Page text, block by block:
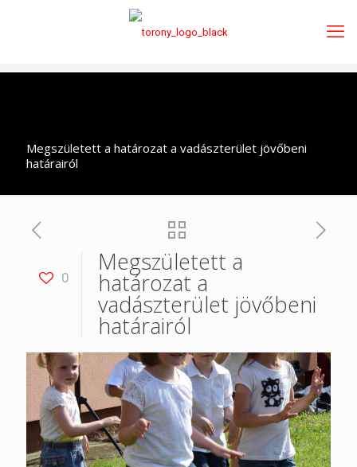
Megszületett a határozat a vadászterület jövőbeni
határairól
0
Megszületett a
határozat a
vadászterület jövőbeni
határairól